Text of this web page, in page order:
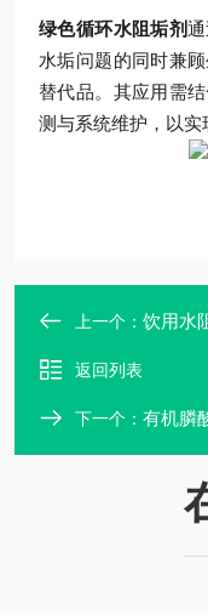
绿色循环水阻垢剂
水垢问题的同时兼
替代品。其应用需
测与系统维护，以实
上一个： 饮用水
返回列表
下一个： 有机膦